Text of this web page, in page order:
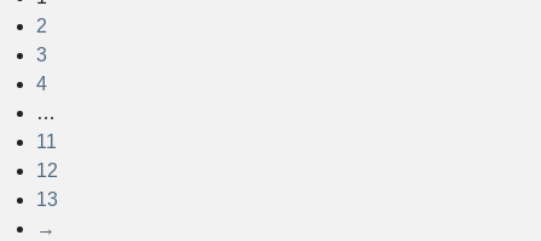
2
3
4
…
11
12
13
→